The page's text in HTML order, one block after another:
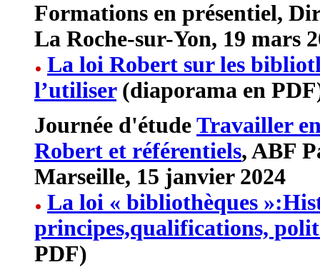
Formations en présentiel,
La Roche-sur-Yon, 19 mars
La loi Robert sur les
l’utiliser(diaporama en
Journée d'étude Travailler
Robert et référentiels, ABF
Marseille, 15 janvier 2024
La loi « bibliothèques
principes,qualifications,
PDF)